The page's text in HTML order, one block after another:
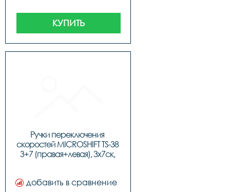
КУПИТЬ
Ручки переключения
скоростей MICROSHIFT TS-38
3+7 (правая+левая), 3x7ск,
добавить в сравнение